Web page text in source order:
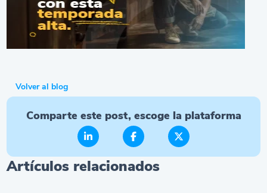
Volver al blog
Comparte este post, escoge la plataforma
Artículos relacionados